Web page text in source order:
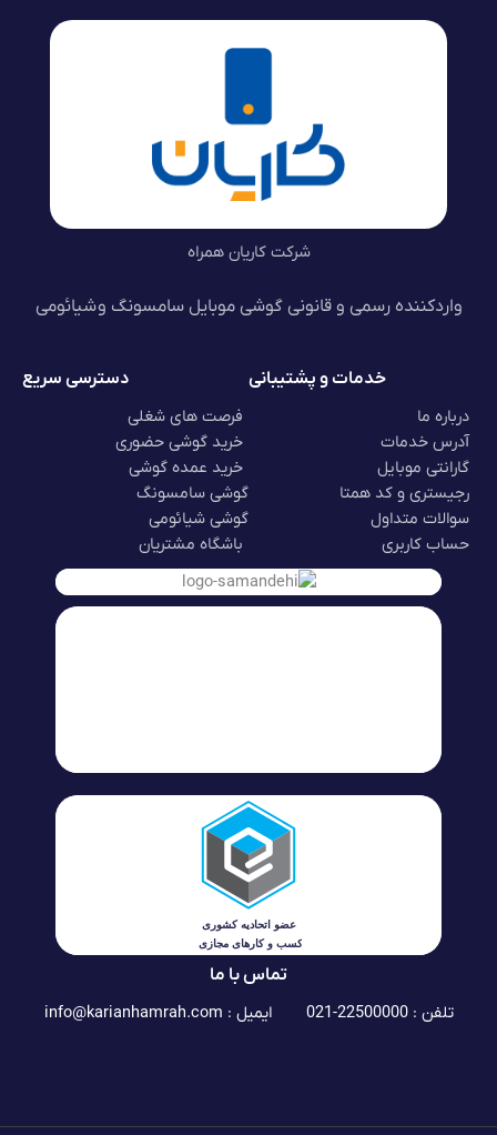
شرکت کاریان همراه
واردکننده رسمی و قانونی گوشی موبایل سامسونگ و شیائومی
خدمات و پشتیبانی
درباره ما
آدرس خدمات
گارانتی موبایل
رجیستری و کد همتا
سوالات متداول
حساب کاربری
دسترسی سریع
فرصت های شغلی
خرید گوشی حضوری
خرید عمده گوشی
گوشی سامسونگ
گوشی شیائومی
باشگاه مشتریان
تماس با ما
تلفن : 22500000-021 ایمیل : info@karianhamrah.com